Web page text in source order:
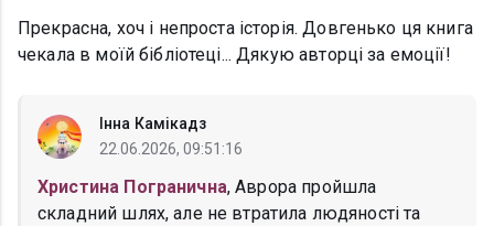
Прекрасна, хоч і непроста історія. Довгенько ця книга
чекала в моїй бібліотеці... Дякую авторці за емоції!
Інна Камікадз
22.06.2026, 09:51:16
Христина Погранична, Аврора пройшла
складний шлях, але не втратила людяності та